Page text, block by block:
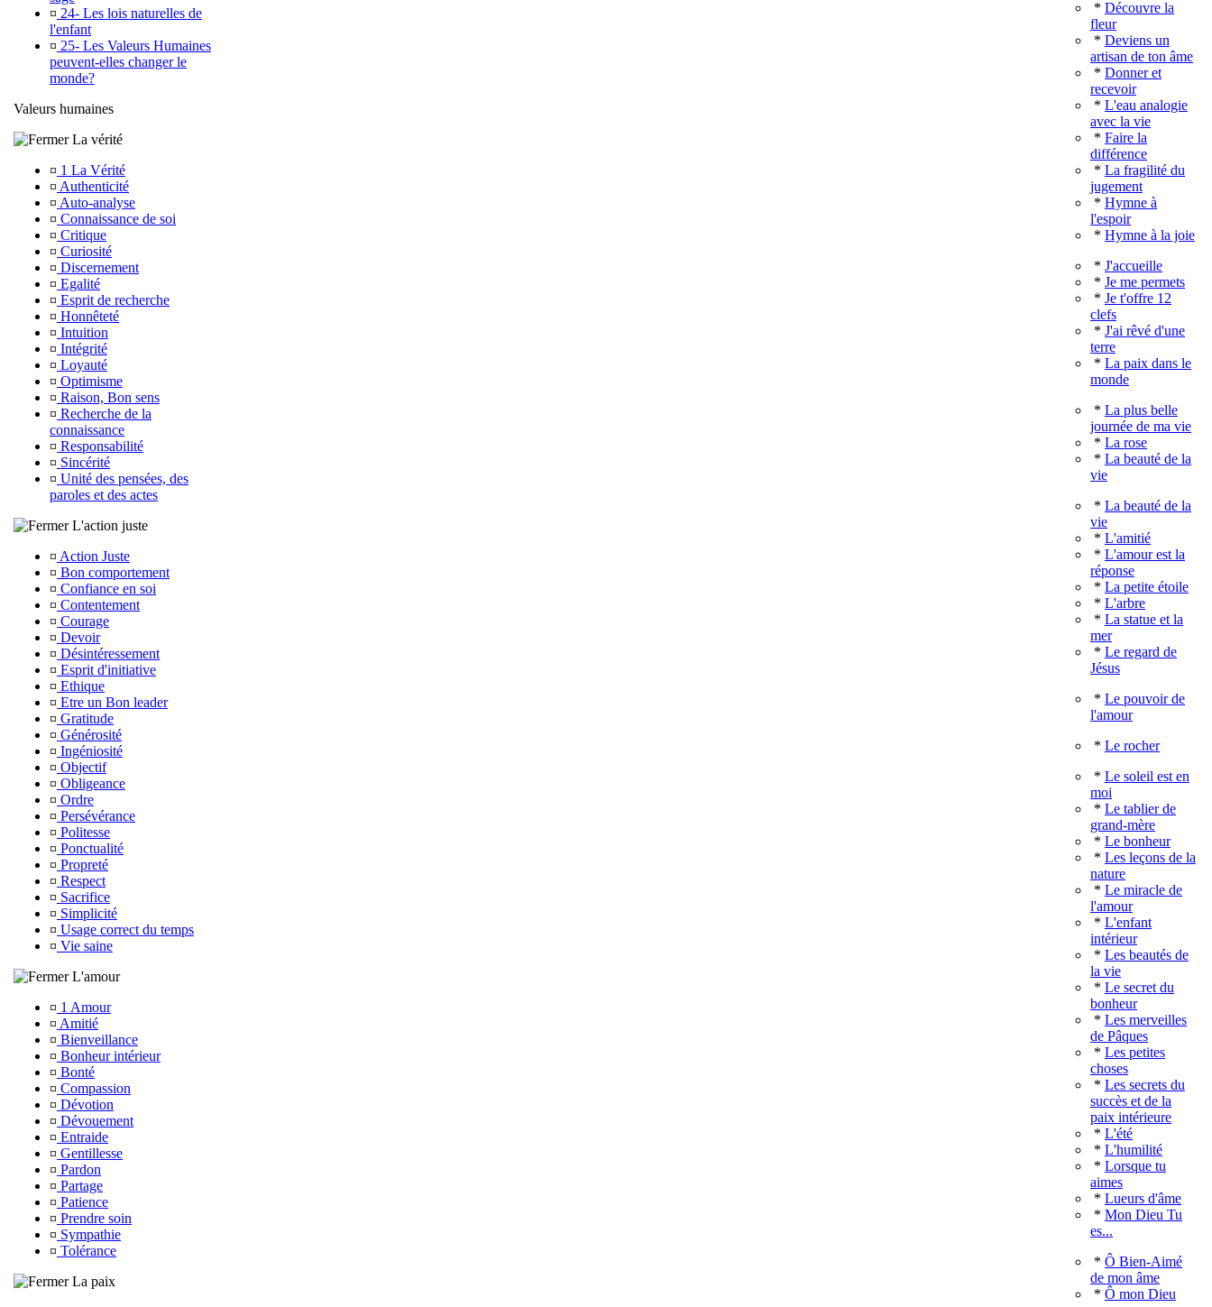
¤ 24- Les lois naturelles de
l'enfant
¤ 25- Les Valeurs Humaines
peuvent-elles changer le
monde?
Valeurs humaines
La vérité
¤ 1 La Vérité
¤ Authenticité
¤ Auto-analyse
¤ Connaissance de soi
¤ Critique
¤ Curiosité
¤ Discernement
¤ Egalité
¤ Esprit de recherche
¤ Honnêteté
¤ Intuition
¤ Intégrité
¤ Loyauté
¤ Optimisme
¤ Raison, Bon sens
¤ Recherche de la
connaissance
¤ Responsabilité
¤ Sincérité
¤ Unité des pensées, des
paroles et des actes
L'action juste
¤ Action Juste
¤ Bon comportement
¤ Confiance en soi
¤ Contentement
¤ Courage
¤ Devoir
¤ Désintéressement
¤ Esprit d'initiative
¤ Ethique
¤ Etre un Bon leader
¤ Gratitude
¤ Générosité
¤ Ingéniosité
¤ Objectif
¤ Obligeance
¤ Ordre
¤ Persévérance
¤ Politesse
¤ Ponctualité
¤ Propreté
¤ Respect
¤ Sacrifice
¤ Simplicité
¤ Usage correct du temps
¤ Vie saine
L'amour
¤ 1 Amour
¤ Amitié
¤ Bienveillance
¤ Bonheur intérieur
¤ Bonté
¤ Compassion
¤ Dévotion
¤ Dévouement
¤ Entraide
¤ Gentillesse
¤ Pardon
¤ Partage
¤ Patience
¤ Prendre soin
¤ Sympathie
¤ Tolérance
La paix
* Découvre la
fleur
* Deviens un
artisan de ton âme
* Donner et
recevoir
* L'eau analogie
avec la vie
* Faire la
différence
* La fragilité du
jugement
* Hymne à
l'espoir
* Hymne à la joie
* J'accueille
* Je me permets
* Je t'offre 12
clefs
* J'ai rêvé d'une
terre
* La paix dans le
monde
* La plus belle
journée de ma vie
* La rose
* La beauté de la
vie
* La beauté de la
vie
* L'amitié
* L'amour est la
réponse
* La petite étoile
* L'arbre
* La statue et la
mer
* Le regard de
Jésus
* Le pouvoir de
l'amour
* Le rocher
* Le soleil est en
moi
* Le tablier de
grand-mère
* Le bonheur
* Les leçons de la
nature
* Le miracle de
l'amour
* L'enfant
intérieur
* Les beautés de
la vie
* Le secret du
bonheur
* Les merveilles
de Pâques
* Les petites
choses
* Les secrets du
succès et de la
paix intérieure
* L'été
* L'humilité
* Lorsque tu
aimes
* Lueurs d'âme
* Mon Dieu Tu
es...
* Ô Bien-Aimé
de mon âme
* Ô mon Dieu